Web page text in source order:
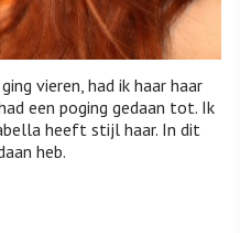
vieren, had ik haar haar
een poging gedaan tot. Ik
heeft stijl haar. In dit
heb.